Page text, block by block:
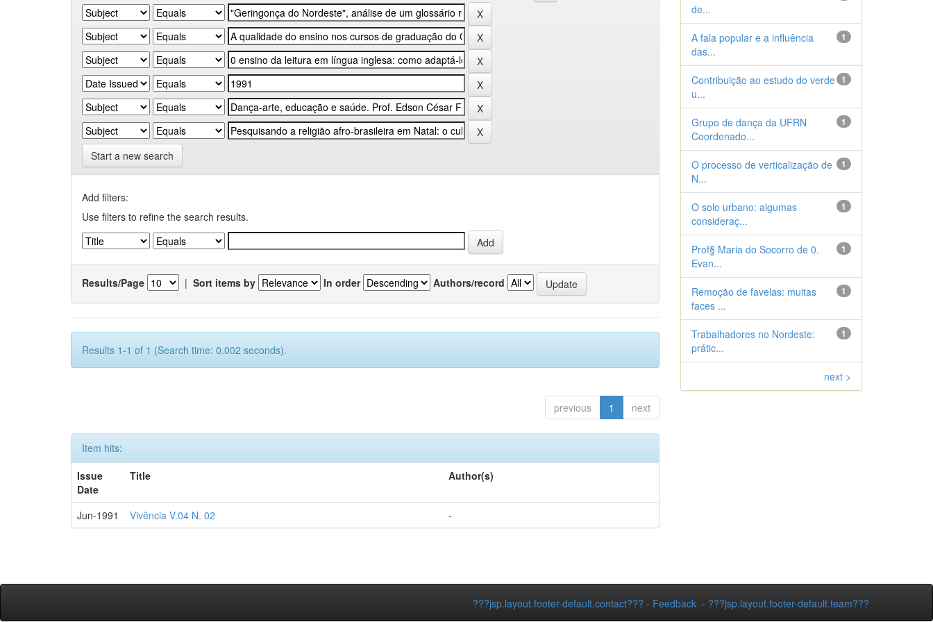
Start a new search
Add filters:
Use filters to refine the search results.
Results/Page | Sort items by In order Authors/record
Results 1-1 of 1 (Search time: 0.002 seconds).
previous 1 next
Item hits:
Issue
Date
Title Author(s)
Jun-1991 Vivência V.04 N. 02 -
de...
1
A fala popular e a influência
das...
1
Contribuição ao estudo do verde
u...
1
Grupo de dança da UFRN
Coordenado...
1
O processo de verticalização de
N...
1
O solo urbano: algumas
consideraç...
1
Prof§ Maria do Socorro de 0.
Evan...
1
Remoção de favelas: muitas
faces ...
1
Trabalhadores no Nordeste:
prátic...
next >
???jsp.layout.footer-default.contact??? - Feedback - ???jsp.layout.footer-default.team???